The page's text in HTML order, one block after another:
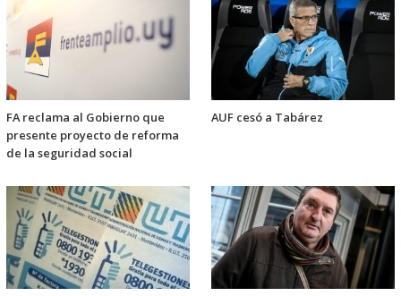
FA reclama al Gobierno que
presente proyecto de reforma
de la seguridad social
AUF cesó a Tabárez